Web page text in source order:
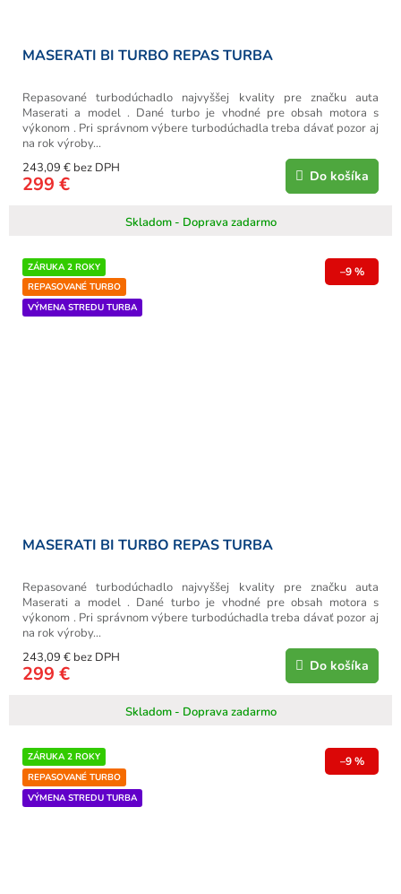
MASERATI BI TURBO REPAS TURBA
Skladom - Doprava zadarmo
243,09 € bez DPH
299 € Do košíka
Repasované turbodúchadlo najvyššej kvality pre značku auta
Maserati a model . Dané turbo je vhodné pre obsah motora s
výkonom . Pri správnom výbere turbodúchadla treba dávať pozor aj
na rok výroby...
ZÁRUKA 2 ROKY
REPASOVANÉ TURBO
VÝMENA STREDU TURBA
–9 %
MASERATI BI TURBO REPAS TURBA
Skladom - Doprava zadarmo
243,09 € bez DPH
299 € Do košíka
Repasované turbodúchadlo najvyššej kvality pre značku auta
Maserati a model . Dané turbo je vhodné pre obsah motora s
výkonom . Pri správnom výbere turbodúchadla treba dávať pozor aj
na rok výroby...
ZÁRUKA 2 ROKY
REPASOVANÉ TURBO
VÝMENA STREDU TURBA
–9 %